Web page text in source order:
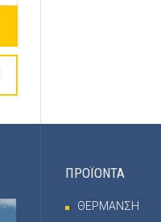
ΠΡΟΪΟΝΤΑ
ΘΕΡΜΑΝΣΗ